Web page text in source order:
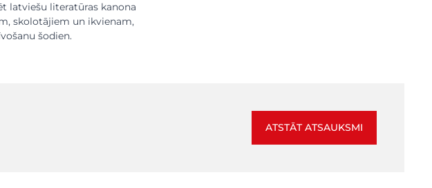
latviešu literatūras kanona
skolotājiem un ikvienam,
šodien.
ATSTĀT ATSAUKSMI